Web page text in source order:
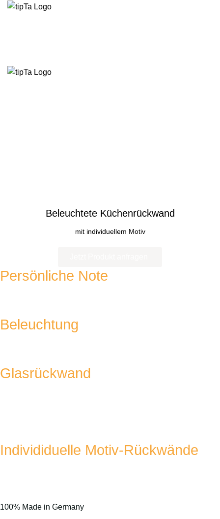
Beleuchtete Küchenrückwand
mit individuellem Motiv
Persönliche Note
Beleuchtung
Glasrückwand
Individiduelle Motiv-Rückwände
100% Made in Germany